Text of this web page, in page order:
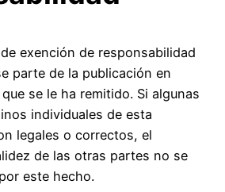
exención de responsabilidad
parte de la publicación en
se le ha remitido. Si algunas
individuales de esta
legales o correctos, el
de las otras partes no se
este hecho.